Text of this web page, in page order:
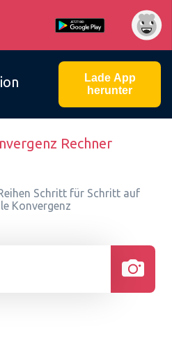
Lade App
herunter
Rechner
Schritt für Schritt auf
Konvergenz